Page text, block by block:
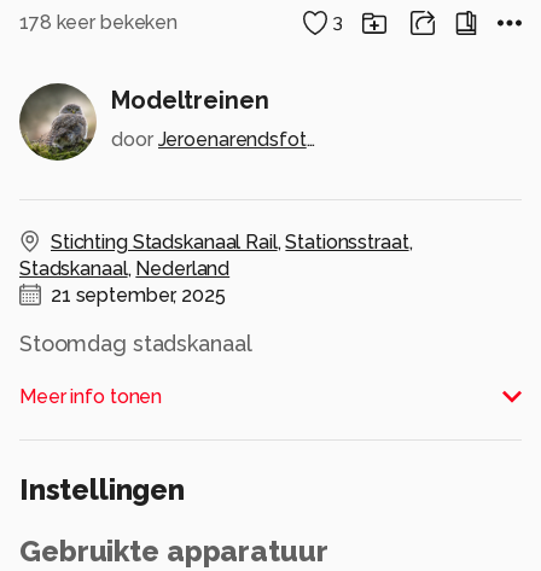
178 keer bekeken 3
Modeltreinen
door Jeroenarendsfotografie
Stichting Stadskanaal Rail,Stationsstraat,
Stadskanaal, Nederland
21 september, 2025
Stoomdag stadskanaal
Alle rechten voorbehouden
Meer info tonen
Instellingen
Gebruikte apparatuur